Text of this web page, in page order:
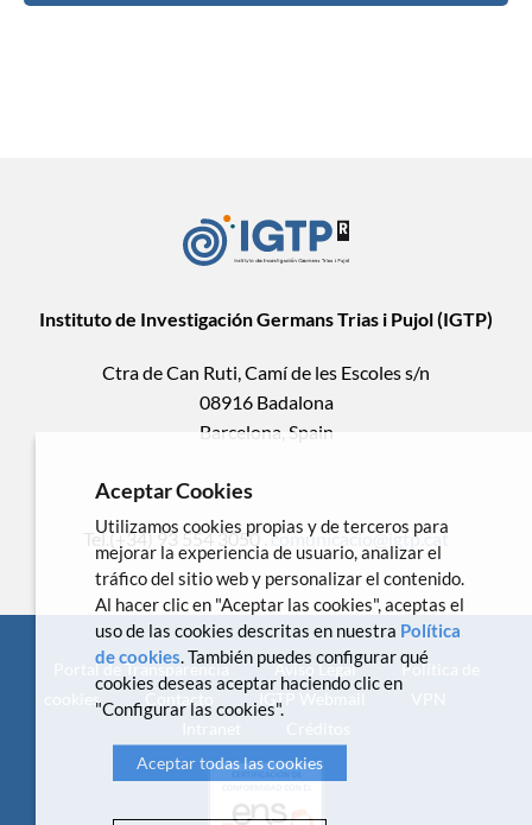
Instituto de Investigación Germans Trias i Pujol (IGTP)
Ctra de Can Ruti, Camí de les Escoles s/n
08916 Badalona
Barcelona, Spain
Tel.(+34) 93 554 3050 .comunicacio@igtp.cat
Portal de Transparencia Aviso Legal
Política de
cookies
Contacto IGTP Webmail
Aceptar Cookies
Utilizamos cookies propias y de terceros para
mejorar la experiencia de usuario, analizar el
tráfico del sitio web y personalizar el contenido.
Al hacer clic en "Aceptar las cookies", aceptas el
uso de las cookies descritas en nuestra Política
de cookies. También puedes configurar qué
cookies deseas aceptar haciendo clic en
"Configurar las cookies".
Aceptar todas las cookies